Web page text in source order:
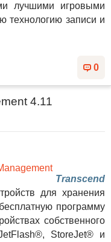
лучшими игровыми
технологию записи и
0
4.11
Transcend
для хранения
программу
собственного
StoreJet® и